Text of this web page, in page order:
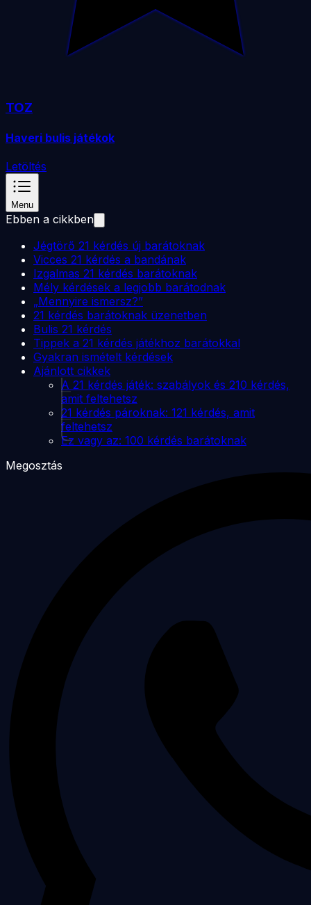
TOZ
Haveri bulis játékok
Letöltés
Menu
Ebben a cikkben
Jégtörő 21 kérdés új barátoknak
Vicces 21 kérdés a bandának
Izgalmas 21 kérdés barátoknak
Mély kérdések a legjobb barátodnak
„Mennyire ismersz?”
21 kérdés barátoknak üzenetben
Bulis 21 kérdés
Tippek a 21 kérdés játékhoz barátokkal
Gyakran ismételt kérdések
Ajánlott cikkek
A 21 kérdés játék: szabályok és 210 kérdés,
amit feltehetsz
21 kérdés pároknak: 121 kérdés, amit
feltehetsz
Ez vagy az: 100 kérdés barátoknak
Megosztás